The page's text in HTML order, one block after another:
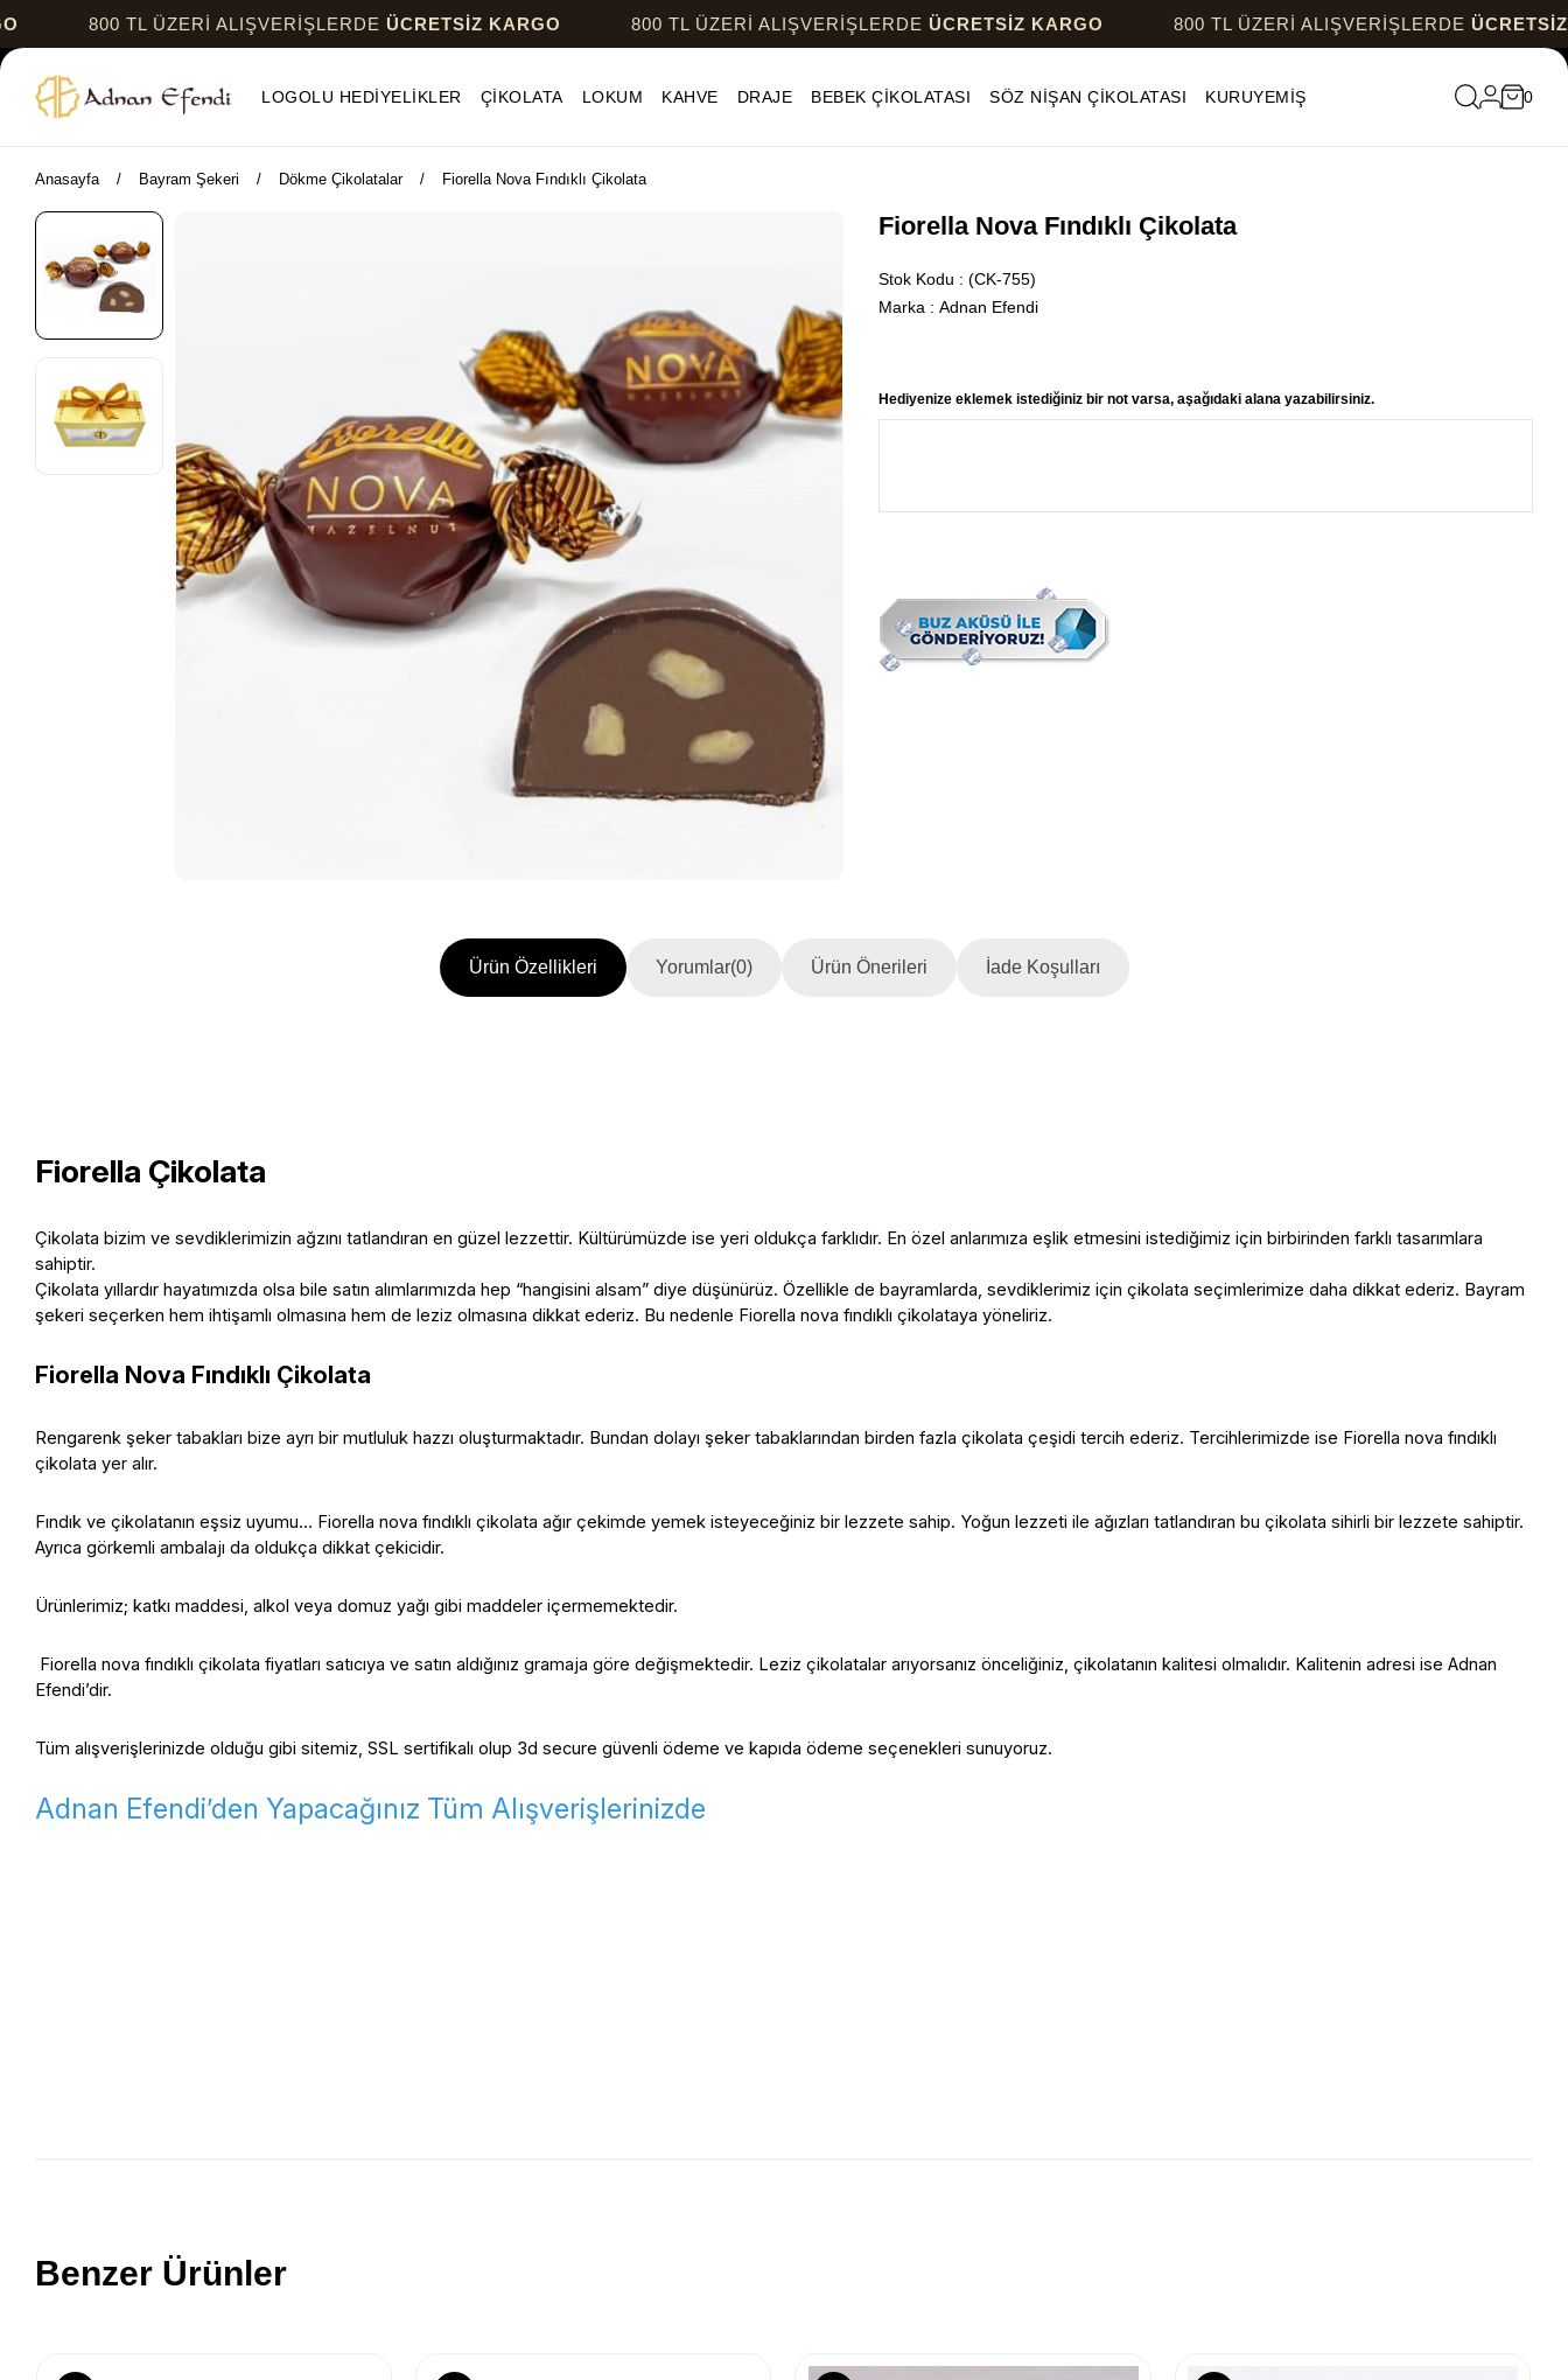
800 TL ÜZERİ ALIŞVERİŞLERDEÜCRETSİZ KARGO 800 TL ÜZERİ ALIŞVERİŞLERDEÜCRETSİZ KARGO 800 TL ÜZERİ ALIŞVERİŞLERDEÜCRETSİZ KARGO
LOGOLU HEDİYELİKLER ÇİKOLATA LOKUM KAHVE DRAJE BEBEK ÇİKOLATASI SÖZ NİŞAN ÇİKOLATASI KURUYEMİŞ 0
Anasayfa Bayram Şekeri Dökme Çikolatalar Fiorella Nova Fındıklı Çikolata
Fiorella Nova Fındıklı Çikolata
Stok Kodu
(CK-755)
Marka : Adnan Efendi
Hediyenize eklemek istediğiniz bir not varsa, aşağıdaki alana yazabilirsiniz.
Ürün Özellikleri Yorumlar(0) Ürün Önerileri İade Koşulları
Fiorella Çikolata
Çikolata bizim ve sevdiklerimizin ağzını tatlandıran en güzel lezzettir. Kültürümüzde ise yeri oldukça farklıdır. En özel anlarımıza eşlik etmesini istediğimiz için birbirinden farklı tasarımlara
sahiptir.
Çikolata yıllardır hayatımızda olsa bile satın alımlarımızda hep “hangisini alsam” diye düşünürüz. Özellikle de bayramlarda, sevdiklerimiz için çikolata seçimlerimize daha dikkat ederiz. Bayram
şekeri seçerken hem ihtişamlı olmasına hem de leziz olmasına dikkat ederiz. Bu nedenle Fiorella nova fındıklı çikolataya yöneliriz.
Fiorella Nova Fındıklı Çikolata
Rengarenk şeker tabakları bize ayrı bir mutluluk hazzı oluşturmaktadır. Bundan dolayı şeker tabaklarından birden fazla çikolata çeşidi tercih ederiz. Tercihlerimizde ise Fiorella nova fındıklı
çikolata yer alır.
Fındık ve çikolatanın eşsiz uyumu… Fiorella nova fındıklı çikolata ağır çekimde yemek isteyeceğiniz bir lezzete sahip. Yoğun lezzeti ile ağızları tatlandıran bu çikolata sihirli bir lezzete sahiptir.
Ayrıca görkemli ambalajı da oldukça dikkat çekicidir.
Ürünlerimiz; katkı maddesi, alkol veya domuz yağı gibi maddeler içermemektedir.
Fiorella nova fındıklı çikolata fiyatları satıcıya ve satın aldığınız gramaja göre değişmektedir. Leziz çikolatalar arıyorsanız önceliğiniz, çikolatanın kalitesi olmalıdır. Kalitenin adresi ise Adnan
Efendi’dir.
Tüm alışverişlerinizde olduğu gibi sitemiz, SSL sertifikalı olup 3d secure güvenli ödeme ve kapıda ödeme seçenekleri sunuyoruz.
Adnan Efendi’den Yapacağınız Tüm Alışverişlerinizde
Benzer Ürünler